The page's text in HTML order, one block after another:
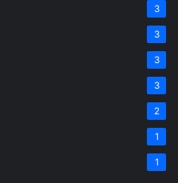
3
3
3
3
2
1
1